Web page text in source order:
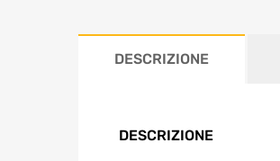
DESCRIZIONE
DESCRIZIONE